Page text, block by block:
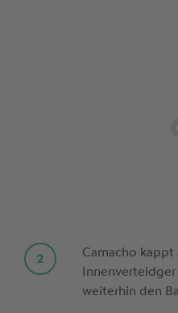
Camacho
Innenverteidger
weiterhin den